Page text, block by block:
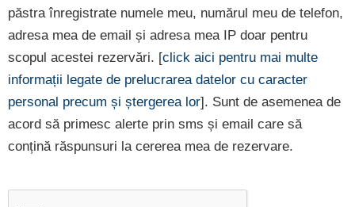
păstra înregistrate numele meu, numărul meu de telefon,
adresa mea de email și adresa mea IP doar pentru
scopul acestei rezervări. [click aici pentru mai multe
informații legate de prelucrarea datelor cu caracter
personal precum și ștergerea lor]. Sunt de asemenea de
acord să primesc alerte prin sms și email care să
conțină răspunsuri la cererea mea de rezervare.